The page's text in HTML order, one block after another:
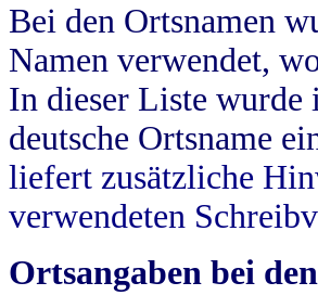
Bei den Ortsnamen
Namen verwendet,
In dieser Liste wurde
deutsche Ortsname
liefert zusätzliche
verwendeten
Ortsangaben bei